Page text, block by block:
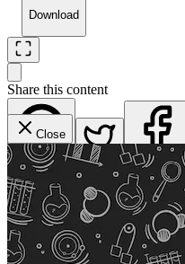
Download
Share this content
WhatsApp Twitter Facebook
Close